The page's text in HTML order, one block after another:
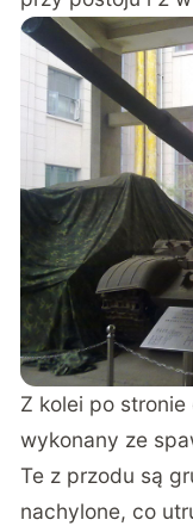
Z kolei po
wykonany ze
Te z przodu są
nachylone, co